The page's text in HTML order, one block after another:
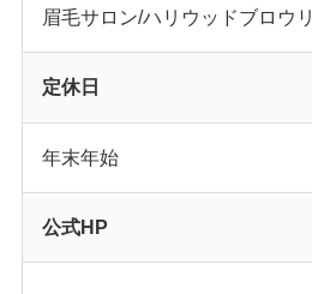
眉毛サロン/ハリウッドブロウ
定休日
年末年始
公式HP